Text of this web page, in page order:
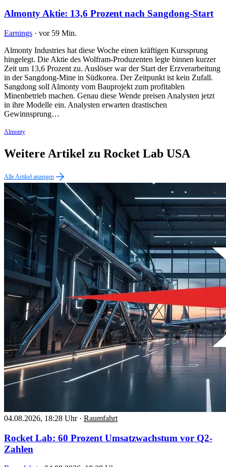
Almonty Aktie: 13,6 Prozent nach Sangdong-Start
Earnings · vor 59 Min.
Almonty Industries hat diese Woche einen kräftigen Kurssprung
hingelegt. Die Aktie des Wolfram-Produzenten legte binnen kurzer
Zeit um 13,6 Prozent zu. Auslöser war der Start der Erzverarbeitung
in der Sangdong-Mine in Südkorea. Der Zeitpunkt ist kein Zufall.
Sangdong soll Almonty vom Bauprojekt zum profitablen
Minenbetrieb machen. Genau diese Wende preisen Analysten jetzt
in ihre Modelle ein. Analysten erwarten drastischen
Gewinnsprung…
Almonty
Weitere Artikel zu Rocket Lab USA
Alle Artikel anzeigen
04.08.2026, 18:28 Uhr · Raumfahrt
Rocket Lab: 60 Prozent Umsatzwachstum vor Q2-
Zahlen